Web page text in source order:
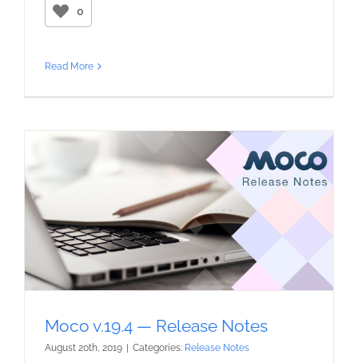
0
Read More
Moco v.19.4 — Release Notes
August 20th, 2019 | Categories: Release Notes